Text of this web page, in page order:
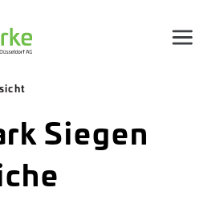
Siegen